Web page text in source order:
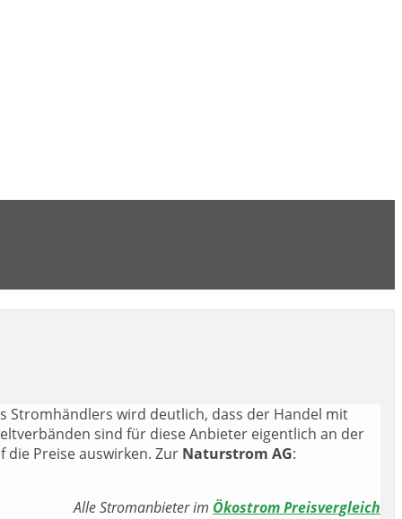
Stromhändlers wird deutlich, dass der Handel mit
sind für diese Anbieter eigentlich an der
die Preise auswirken. Zur Naturstrom AG:
Alle Stromanbieter im Ökostrom Preisvergleich